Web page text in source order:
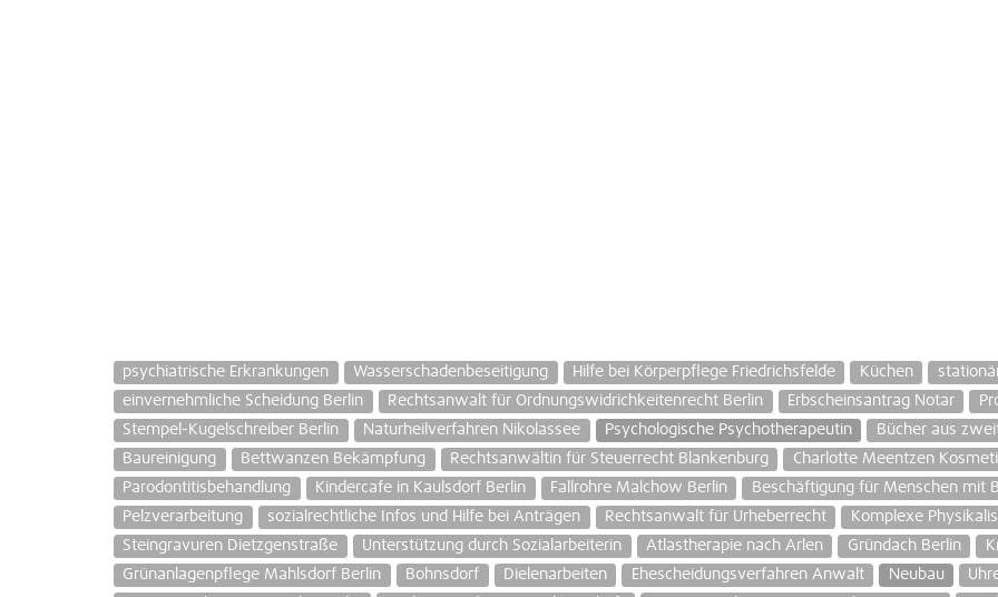
psychiatrische Erkrankungen Wasserschadenbeseitigung Hilfe bei Körperpflege Friedrichsfelde Küchen
einvernehmliche Scheidung Berlin
Rechtsanwalt für Ordnungswidrichkeitenrecht Berlin Erbscheinsantrag Notar
Stempel-Kugelschreiber Berlin
Naturheilverfahren Nikolassee Psychologische Psychotherapeutin Bücher aus
Baureinigung
Bettwanzen Bekämpfung Rechtsanwältin für Steuerrecht Blankenburg Charlotte Meentzen
Parodontitisbehandlung
Kindercafe in Kaulsdorf Berlin Fallrohre Malchow Berlin Beschäftigung für Menschen mit
Pelzverarbeitung
sozialrechtliche Infos und Hilfe bei Anträgen Rechtsanwalt für Urheberrecht
Komplexe
Steingravuren Dietzgenstraße
Unterstützung durch Sozialarbeiterin Atlastherapie nach Arlen Gründach Berlin
Grünanlagenpflege Mahlsdorf Berlin
Bohnsdorf Dielenarbeiten Ehescheidungsverfahren Anwalt Neubau